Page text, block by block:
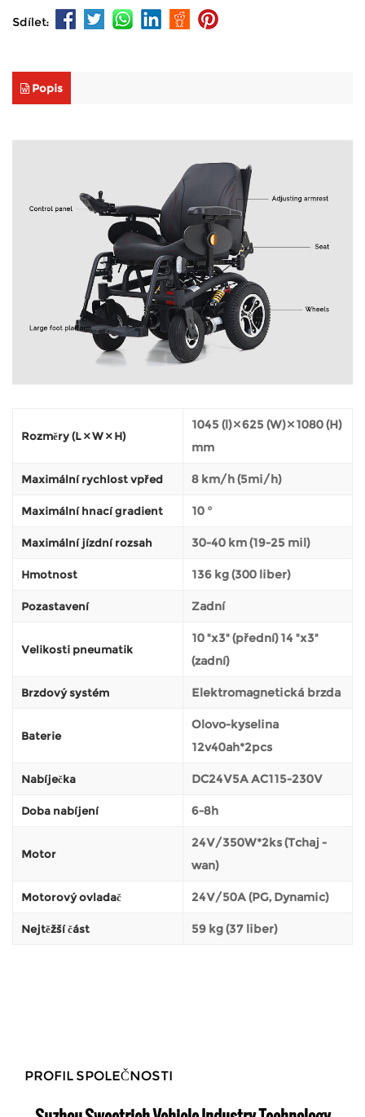
Sdílet:
Popis
Rozměry (L × W × H)
1045 (l) × 625 (W) × 1080 (H)
mm
Maximální rychlost vpřed 8 km/h (5mi/h)
Maximální hnací gradient 10 °
Maximální jízdní rozsah 30-40 km (19-25 mil)
Hmotnost 136 kg (300 liber)
Pozastavení Zadní
Velikosti pneumatik
10 "x3" (přední) 14 "x3"
(zadní)
Brzdový systém Elektromagnetická brzda
Baterie
Olovo-kyselina
12v40ah*2pcs
Nabíječka DC24V5A AC115-230V
Doba nabíjení 6-8h
Motor
24V/350W*2ks (Tchaj -
wan)
Motorový ovladač 24V/50A (PG, Dynamic)
Nejtěžší část 59 kg (37 liber)
PROFIL SPOLEČNOSTI